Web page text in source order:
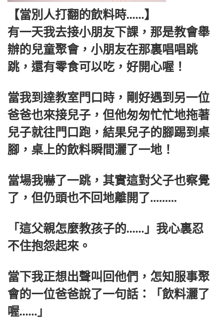
【當別人打翻的飲料時......】
有一天我去接小朋友下課，那是教會舉
辦的兒童聚會，小朋友在那裏唱唱跳
跳，還有零食可以吃，好開心喔！
當我到達教室門口時，剛好遇到另一位
爸爸也來接兒子，但他匆匆忙忙地拖著
兒子就往門口跑，結果兒子的腳踢到桌
腳，桌上的飲料瞬間灑了一地！
當場我嚇了一跳，其實這對父子也察覺
了，但仍頭也不回地離開了.........
「這父親怎麼教孩子的......」我心裏忍
不住抱怨起來。
當下我正想出聲叫回他們，怎知服事聚
會的一位爸爸說了一句話：「飲料灑了
喔......」